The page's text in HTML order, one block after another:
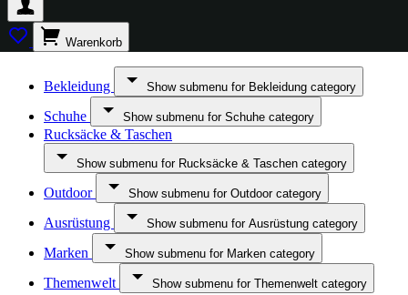
Warenkorb
Bekleidung Show submenu for Bekleidung category
Schuhe Show submenu for Schuhe category
Rucksäcke & Taschen
Show submenu for Rucksäcke & Taschen category
Outdoor Show submenu for Outdoor category
Ausrüstung Show submenu for Ausrüstung category
Marken Show submenu for Marken category
Themenwelt Show submenu for Themenwelt category